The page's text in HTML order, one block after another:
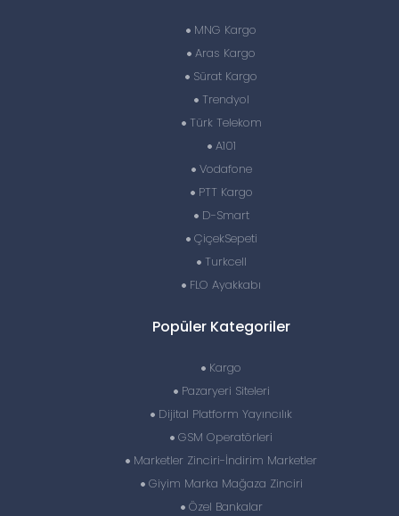
MNG Kargo
Aras Kargo
Sürat Kargo
Trendyol
Türk Telekom
A101
Vodafone
PTT Kargo
D-Smart
ÇiçekSepeti
Turkcell
FLO Ayakkabı
Popüler Kategoriler
Kargo
Pazaryeri Siteleri
Dijital Platform Yayıncılık
GSM Operatörleri
Marketler Zinciri-İndirim Marketler
Giyim Marka Mağaza Zinciri
Özel Bankalar